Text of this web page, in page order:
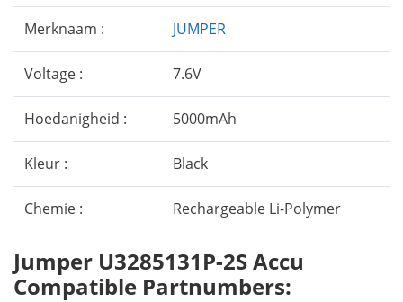
Merknaam : JUMPER
Voltage : 7.6V
Hoedanigheid : 5000mAh
Kleur : Black
Chemie : Rechargeable Li-Polymer
Jumper U3285131P-2S Accu
Compatible Partnumbers: